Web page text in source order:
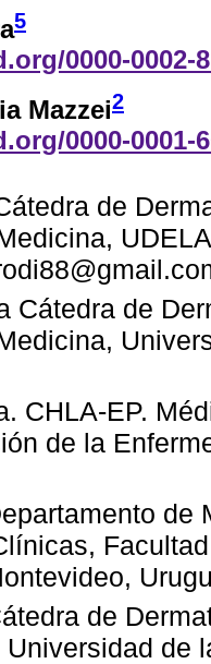
5
0000-0002-
Mazzei2
0000-0001-
de
Cátedra de
CHLA-EP.
de la
de
de
de